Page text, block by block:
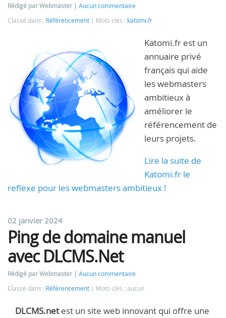
Rédigé par Webmaster
Aucun commentaire
Classé dans : Référencement Mots clés : katomi.fr
Katomi.fr est un
annuaire privé
français qui aide
les webmasters
ambitieux à
améliorer le
référencement de
leurs projets.
Lire la suite de
Katomi.fr le
reflexe pour les webmasters ambitieux !
02 janvier 2024
Ping de domaine manuel
avec DLCMS.Net
Rédigé par Webmaster
Aucun commentaire
Classé dans : Référencement Mots clés : aucun
DLCMS.netest un site web innovant qui offre une